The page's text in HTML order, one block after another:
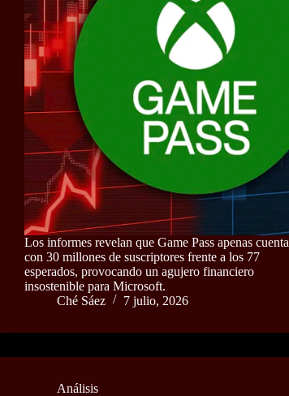
Los informes revelan que Game Pass apenas cuenta
con 30 millones de suscriptores frente a los 77
esperados, provocando un agujero financiero
insostenible para Microsoft.
Ché Sáez
7 julio, 2026
Análisis